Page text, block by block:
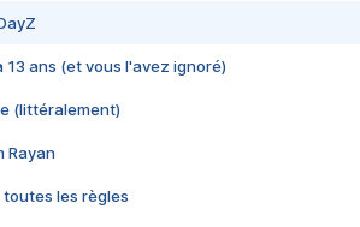
13 ans (et vous l'avez ignoré)
(littéralement)
Rayan
toutes les règles